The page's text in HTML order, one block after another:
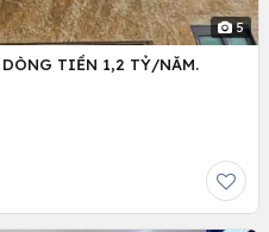
5
TIỀN 1,2 TỶ/NĂM.